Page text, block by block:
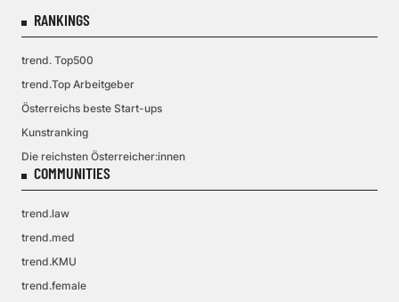
RANKINGS
trend. Top500
trend.Top Arbeitgeber
Österreichs beste Start-ups
Kunstranking
Die reichsten Österreicher:innen
COMMUNITIES
trend.law
trend.med
trend.KMU
trend.female